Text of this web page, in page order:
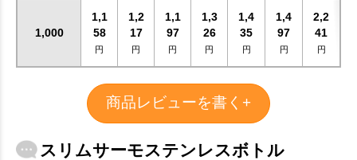
1,000
1,1
58
円
1,2
17
円
1,1
97
円
1,3
26
円
1,4
35
円
1,4
97
円
2,2
41
円
商品レビューを書く+
スリムサーモステンレスボトル